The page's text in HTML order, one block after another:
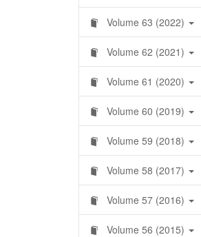
Volume 63 (2022)
Volume 62 (2021)
Volume 61 (2020)
Volume 60 (2019)
Volume 59 (2018)
Volume 58 (2017)
Volume 57 (2016)
Volume 56 (2015)